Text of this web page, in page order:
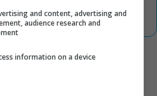
and content, advertising and
audience research and
information on a device